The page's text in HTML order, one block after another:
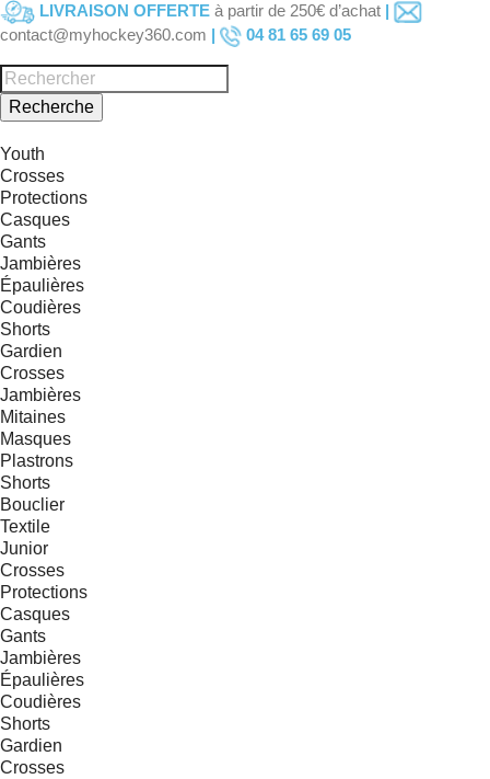
LIVRAISON OFFERTE à partir de 250€ d’achat |
contact@myhockey360.com | 04 81 65 69 05
Recherche
Youth
Crosses
Protections
Casques
Gants
Jambières
Épaulières
Coudières
Shorts
Gardien
Crosses
Jambières
Mitaines
Masques
Plastrons
Shorts
Bouclier
Textile
Junior
Crosses
Protections
Casques
Gants
Jambières
Épaulières
Coudières
Shorts
Gardien
Crosses